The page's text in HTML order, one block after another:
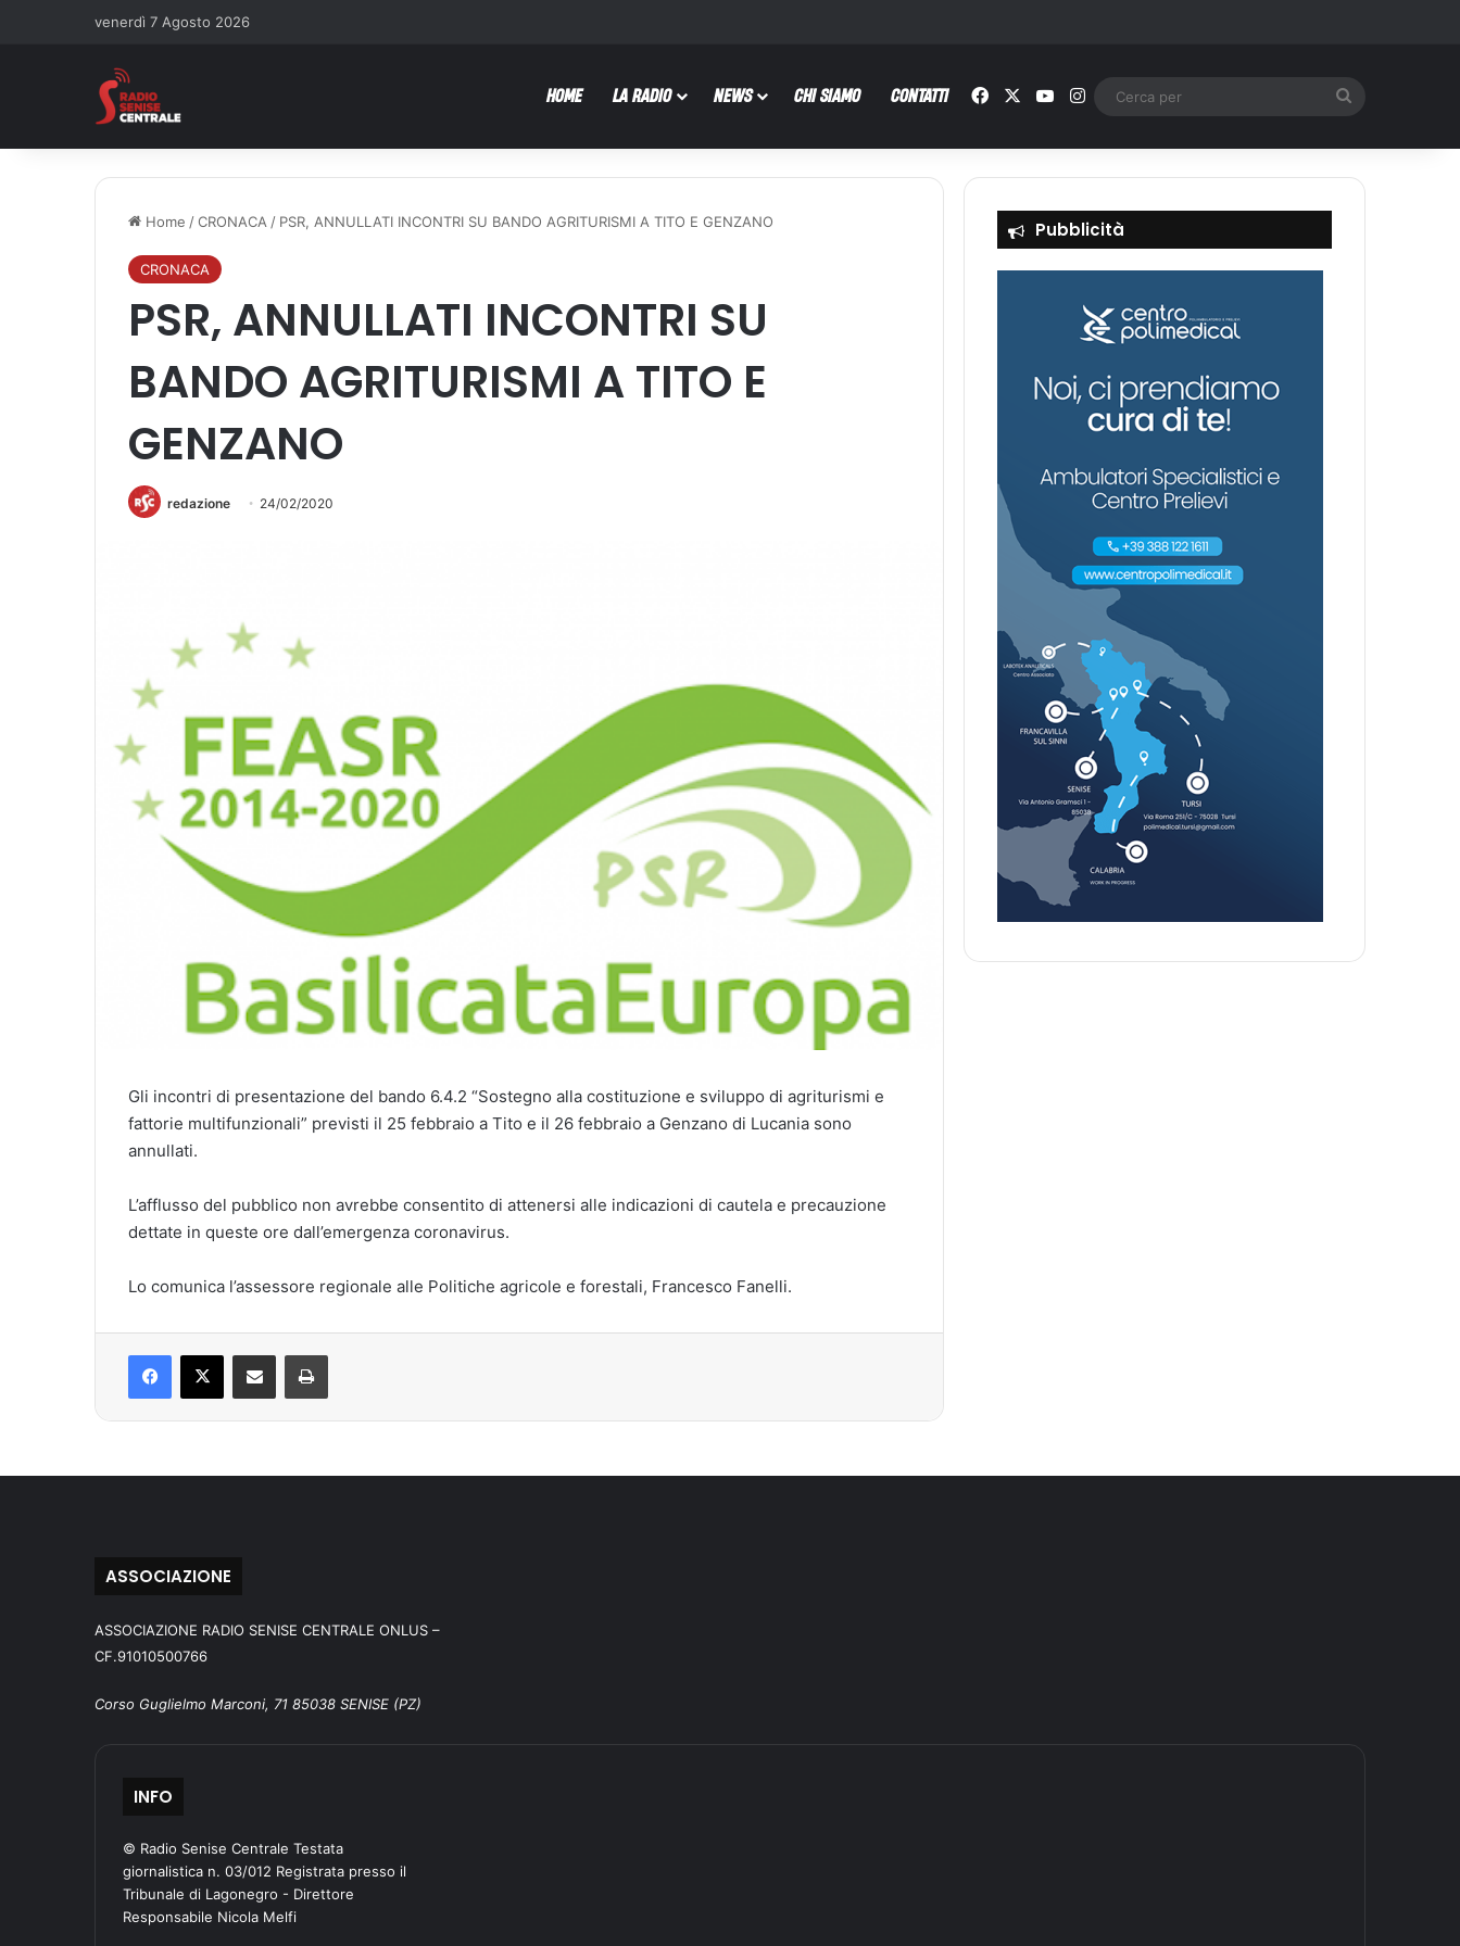
venerdì 7 Agosto 2026
HOME LA RADIO NEWS CHI SIAMO CONTATTI Facebook You TubeInstagram
Home /CRONACA / PSR, ANNULLATI INCONTRI SU BANDO AGRITURISMI A TITO E GENZANO
CRONACA
PSR, ANNULLATI INCONTRI SU
BANDO AGRITURISMI A TITO E
GENZANO
redazione 24/02/2020
Gli incontri di presentazione del bando 6.4.2 “Sostegno alla costituzione e sviluppo di agriturismi e
fattorie multifunzionali” previsti il 25 febbraio a Tito e il 26 febbraio a Genzano di Lucania sono
annullati.
L’afflusso del pubblico non avrebbe consentito di attenersi alle indicazioni di cautela e precauzione
dettate in queste ore dall’emergenza coronavirus.
Lo comunica l’assessore regionale alle Politiche agricole e forestali, Francesco Fanelli.
Pubblicità
ASSOCIAZIONE
ASSOCIAZIONE RADIO SENISE CENTRALE ONLUS –
CF.91010500766
Corso Guglielmo Marconi, 71 85038 SENISE (PZ)
INFO
© Radio Senise Centrale Testata
giornalistica n. 03/012 Registrata presso il
Tribunale di Lagonegro - Direttore
Responsabile Nicola Melfi